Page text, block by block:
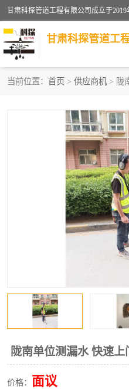
甘肃科探管道工
当前位置： 首页 > 供应商机 > 陇
陇南单位测漏水 快速上
价格： 面议
漏水检查维修
供热管道漏水
自来水管漏水
高压车疏通清淤